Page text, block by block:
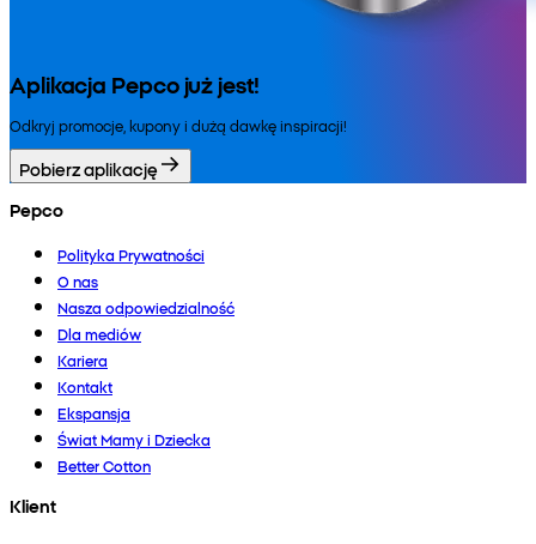
Aplikacja Pepco już jest!
Odkryj promocje, kupony i dużą dawkę inspiracji!
Pobierz aplikację
Pepco
Polityka Prywatności
O nas
Nasza odpowiedzialność
Dla mediów
Kariera
Kontakt
Ekspansja
Świat Mamy i Dziecka
Better Cotton
Klient